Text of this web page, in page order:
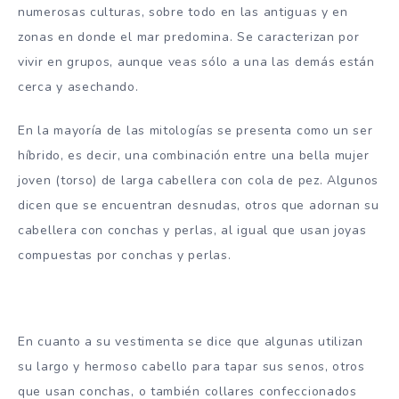
numerosas culturas, sobre todo en las antiguas y en
zonas en donde el mar predomina. Se caracterizan por
vivir en grupos, aunque veas sólo a una las demás están
cerca y asechando.
En la mayoría de las mitologías se presenta como un ser
híbrido, es decir, una combinación entre una bella mujer
joven (torso) de larga cabellera con cola de pez. Algunos
dicen que se encuentran desnudas, otros que adornan su
cabellera con conchas y perlas, al igual que usan joyas
compuestas por conchas y perlas.
En cuanto a su vestimenta se dice que algunas utilizan
su largo y hermoso cabello para tapar sus senos, otros
que usan conchas, o también collares confeccionados